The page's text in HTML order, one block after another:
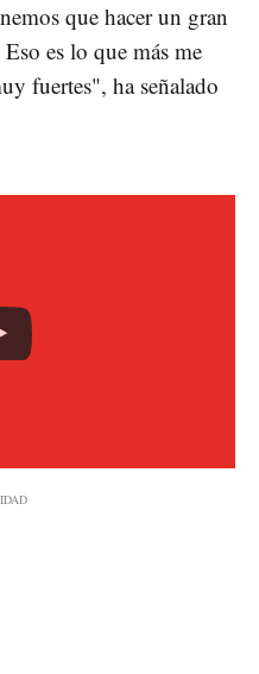
que hacer un gran
es lo que más me
fuertes", ha señalado